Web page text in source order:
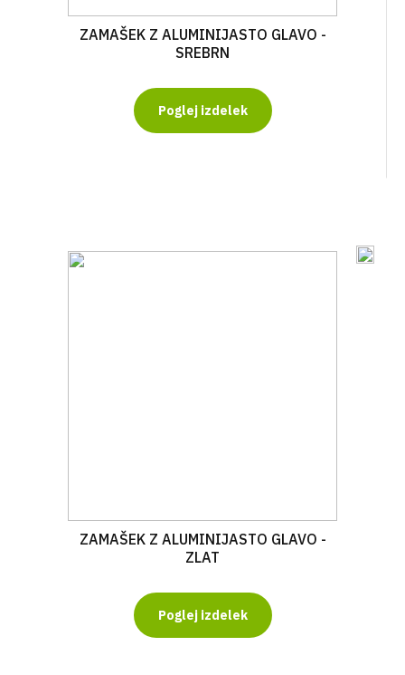
ZAMAŠEK Z ALUMINIJASTO GLAVO -
SREBRN
Poglej izdelek
ZAMAŠEK Z ALUMINIJASTO GLAVO -
ZLAT
Poglej izdelek